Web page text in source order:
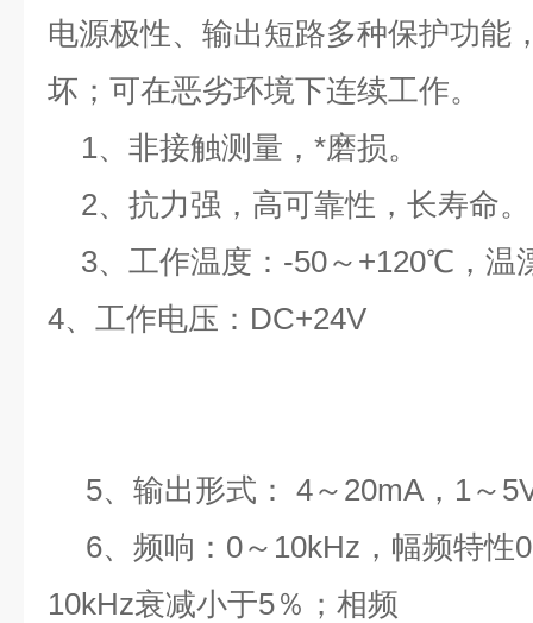
电源极性、输出短路多种保护功能
坏；可在恶劣环境下连续工作。
1、非接触测量，*磨损。
2、抗力强，高可靠性，长寿命。
3、工作温度：-50～+120℃，温
4、工作电压：DC+24V
5、输出形式： 4～ 20mA，1～
6、频响：0～10kHz，幅频特性
10kHz衰减小于5％；相频